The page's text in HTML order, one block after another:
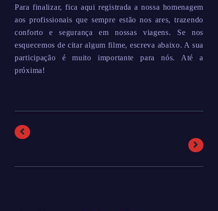
Para finalizar, fica aqui registrada a nossa homenagem
aos profissionais que sempre estão nos ares, trazendo
conforto e segurança em nossas viagens. Se nos
esquecemos de citar algum filme, escreva abaixo. A sua
participação é muito importante para nós. Até a
próxima!